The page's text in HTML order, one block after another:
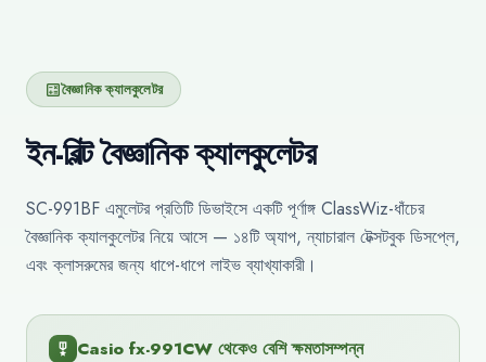
calculateবৈজ্ঞানিক ক্যালকুলেটর
ইন-বিল্ট বৈজ্ঞানিক ক্যালকুলেটর
SC-991BF এমুলেটর প্রতিটি ডিভাইসে একটি পূর্ণাঙ্গ ClassWiz-ধাঁচের
বৈজ্ঞানিক ক্যালকুলেটর নিয়ে আসে — ১৪টি অ্যাপ, ন্যাচারাল টেক্সটবুক ডিসপ্লে,
এবং ক্লাসরুমের জন্য ধাপে-ধাপে লাইভ ব্যাখ্যাকারী।
military_tech Casio fx-991CW থেকেও বেশি ক্ষমতাসম্পন্ন